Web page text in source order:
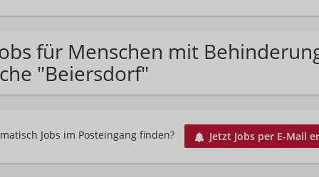
für Menschen mit
"Beiersdorf"
Jobs im Posteingang finden? Jetzt Jobs per E-Mail